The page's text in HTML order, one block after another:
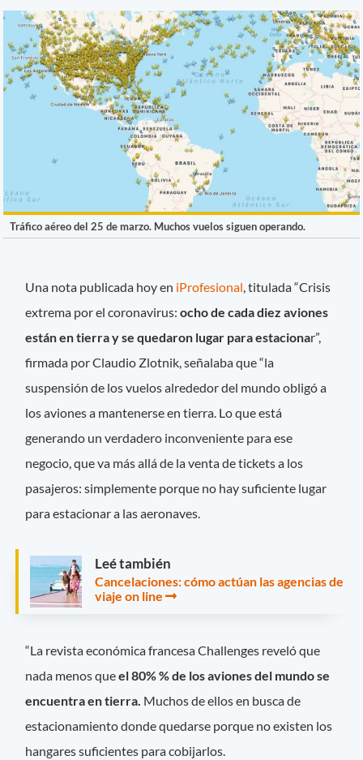
Tráfico aéreo del 25 de marzo. Muchos vuelos siguen operando.
Una nota publicada hoy en iProfesional , titulada “Crisis
extrema por el coronavirus:ocho de cada diez aviones
están en tierra y se quedaron lugar para estacionar”,
firmada por Claudio Zlotnik, señalaba que “la
suspensión de los vuelos alrededor del mundo obligó a
los aviones a mantenerse en tierra. Lo que está
generando un verdadero inconveniente para ese
negocio, que va más allá de la venta de tickets a los
pasajeros: simplemente porque no hay suficiente lugar
para estacionar a las aeronaves.
Leé también
Cancelaciones: cómo actúan las agencias de
viaje on line
“La revista económica francesa Challenges reveló que
nada menos queel 80% % de los aviones del mundo se
encuentra en tierra. Muchos de ellos en busca de
estacionamiento donde quedarse porque no existen los
hangares suficientes para cobijarlos.